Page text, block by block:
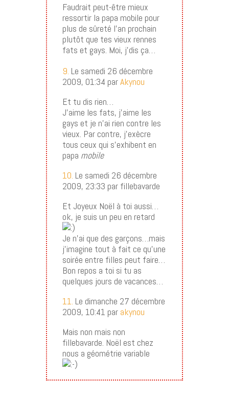
Faudrait peut-être mieux
ressortir la papa mobile pour
plus de sûreté l’an prochain
plutôt que tes vieux rennes
fats et gays. Moi, j’dis ça…
9. Le samedi 26 décembre
2009, 01:34 parAkynou
Et tu dis rien…
J’aime les fats, j’aime les
gays et je n’ai rien contre les
vieux. Par contre, j’exècre
tous ceux qui s’exhibent en
papa mobile
10. Le samedi 26 décembre
2009, 23:33 par fillebavarde
Et Joyeux Noël à toi aussi…
ok, je suis un peu en retard
Je n’ai que des garçons…mais
j’imagine tout à fait ce qu’une
soirée entre filles peut faire…
Bon repos a toi si tu as
quelques jours de vacances…
11. Le dimanche 27 décembre
2009, 10:41 par akynou
Mais non mais non
fillebavarde. Noël est chez
nous a géométrie variable